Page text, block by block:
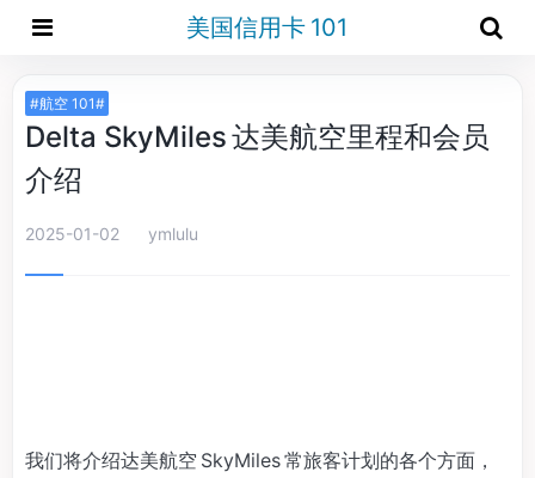
美国信用卡 101
#航空 101#
Delta SkyMiles 达美航空里程和会员
介绍
2025-01-02 ymlulu
我们将介绍达美航空 SkyMiles 常旅客计划的各个方面，